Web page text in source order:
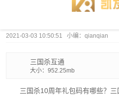
2021-03-03 10:50:51 小编：qianqian
三国杀互通
大小：952.25mb
三国杀10周年礼包码有哪些？